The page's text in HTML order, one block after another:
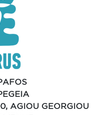
AGIOU GEORGIOU